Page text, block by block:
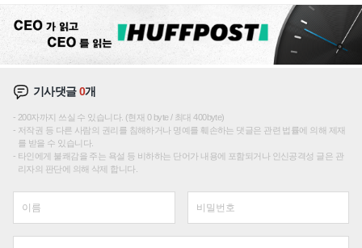
기사댓글0개
200자까지 쓰실 수 있습니다. (현재 0 byte / 최대 400byte)
저작권 등 다른 사람의 권리를 침해하거나 명예를 훼손하는 댓글은 관련 법률에 의해 제재
를 받을 수 있습니다.
타인에게 불쾌감을 주는 욕설 등 비하하는 단어가 내용에 포함되거나 인신공격성 글은 관
리자의 판단에 의해 삭제 합니다.